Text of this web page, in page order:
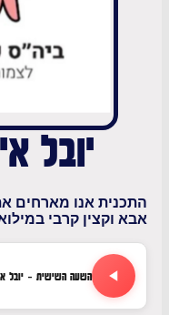
יובל אילוז 28.5.25
קרבי במילואים
השעה השישית - יובל אילוז 28.5.25